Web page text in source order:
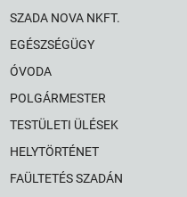
SZADA NOVA NKFT.
EGÉSZSÉGÜGY
ÓVODA
POLGÁRMESTER
TESTÜLETI ÜLÉSEK
HELYTÖRTÉNET
FAÜLTETÉS SZADÁN